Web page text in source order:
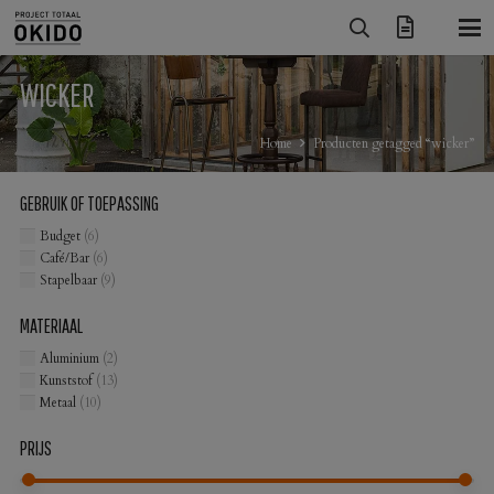
WICKER
Home Producten getagged “wicker”
GEBRUIK OF TOEPASSING
Budget (6)
Café/Bar (6)
Stapelbaar (9)
MATERIAAL
Aluminium (2)
Kunststof (13)
Metaal (10)
PRIJS